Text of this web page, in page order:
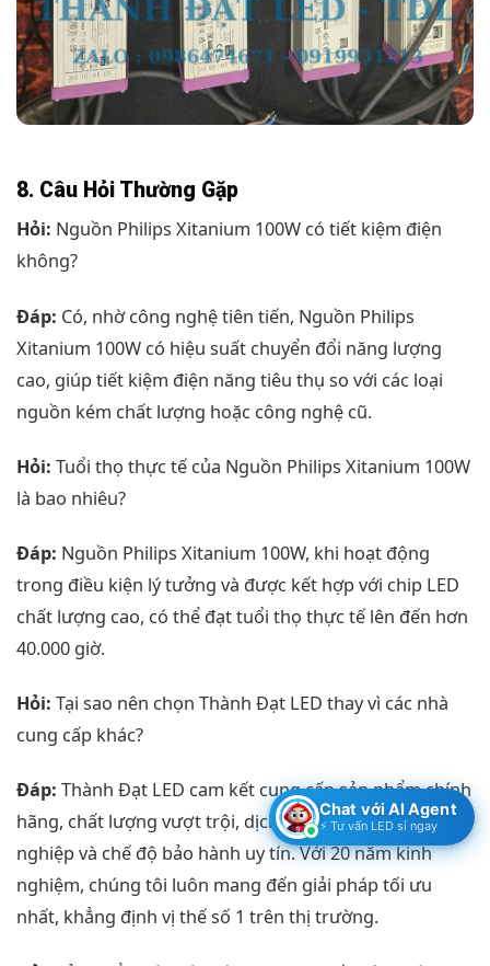
8. Câu Hỏi Thường Gặp
Hỏi: Nguồn Philips Xitanium 100W có tiết kiệm điện
không?
Đáp: Có, nhờ công nghệ tiên tiến, Nguồn Philips
Xitanium 100W có hiệu suất chuyển đổi năng lượng
cao, giúp tiết kiệm điện năng tiêu thụ so với các loại
nguồn kém chất lượng hoặc công nghệ cũ.
Hỏi: Tuổi thọ thực tế của Nguồn Philips Xitanium 100W
là bao nhiêu?
Đáp: Nguồn Philips Xitanium 100W, khi hoạt động
trong điều kiện lý tưởng và được kết hợp với chip LED
chất lượng cao, có thể đạt tuổi thọ thực tế lên đến hơn
40.000 giờ.
Hỏi: Tại sao nên chọn Thành Đạt LED thay vì các nhà
cung cấp khác?
Đáp: Thành Đạt LED cam kết cung cấp sản phẩm chính
hãng, chất lượng vượt trội, dịch vụ tư vấn chuyên
nghiệp và chế độ bảo hành uy tín. Với 20 năm kinh
nghiệm, chúng tôi luôn mang đến giải pháp tối ưu
nhất, khẳng định vị thế số 1 trên thị trường.
Chat với AI Agent
⚡ Tư vấn LED sỉ ngay